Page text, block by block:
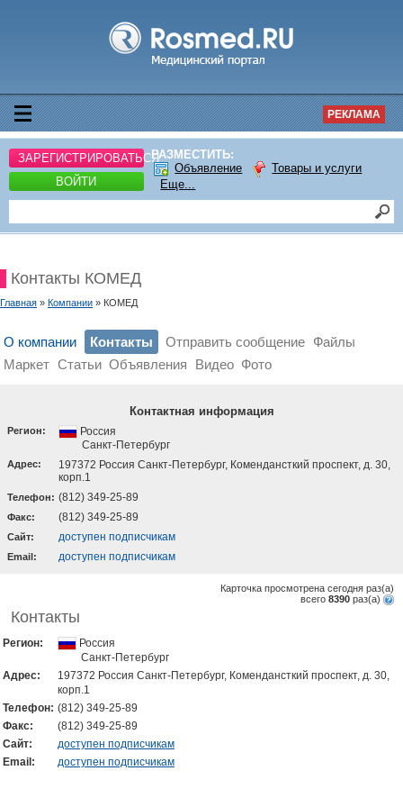
РЕКЛАМА
ЗАРЕГИСТРИРОВАТЬСЯ
ВОЙТИ
РАЗМЕСТИТЬ:
Объявление
Товары и услуги
Еще...
Контакты КОМЕД
Главная » Компании » КОМЕД
О компании Контакты Отправить сообщение Файлы
Маркет Статьи Объявления Видео Фото
Контактная информация
Регион:
Россия
Санкт-Петербург
Адрес:
197372 Россия Санкт-Петербург, Комендансткий проспект, д. 30,
корп.1
Телефон: (812) 349-25-89
Факс: (812) 349-25-89
Cайт: доступен подписчикам
Email: доступен подписчикам
Карточка просмотрена сегодня раз(a)
всего 8390 раз(a)
Контакты
Регион:
Россия
Санкт-Петербург
Адрес:
197372 Россия Санкт-Петербург, Комендансткий проспект, д. 30,
корп.1
Телефон: (812) 349-25-89
Факс:
(812) 349-25-89
Cайт:
доступен подписчикам
Email:
доступен подписчикам